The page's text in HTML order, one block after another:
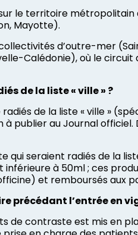
le territoire
Mayotte).
d’outre-mer
Calédonie), où le
de la liste « ville » ?
de la liste « ville »
publier au Journal
seraient radiés de la
à 50ml ; ces
et remboursés aux
précédant l’entrée en
de contraste est mis en